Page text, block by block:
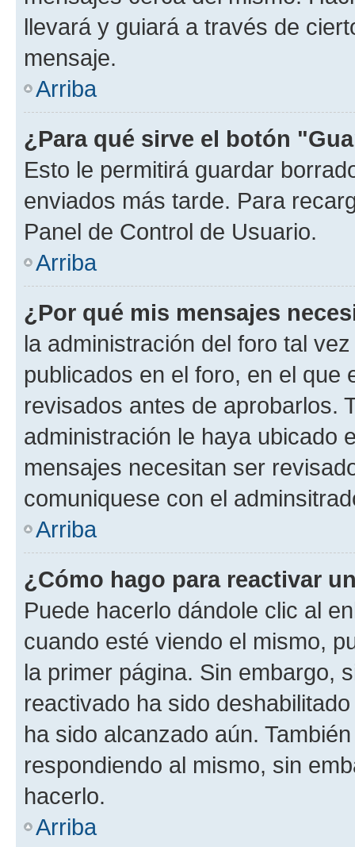
llevará y guiará a través de
mensaje.
Arriba
¿Para qué sirve el botón
Esto le permitirá guardar
enviados más tarde. Para
Panel de Control de Usuario.
Arriba
¿Por qué mis mensajes
la administración del foro tal
publicados en el foro, en el
revisados antes de aprobarlos.
administración le haya ubicado
mensajes necesitan ser
comuniquese con el
Arriba
¿Cómo hago para reactivar
Puede hacerlo dándole clic al
cuando esté viendo el mismo,
la primer página. Sin embargo,
reactivado ha sido
ha sido alcanzado aún.
respondiendo al mismo, sin
hacerlo.
Arriba